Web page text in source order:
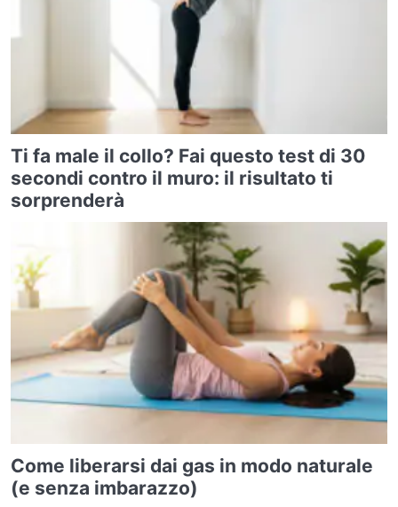
Ti fa male il collo? Fai questo test di 30
secondi contro il muro: il risultato ti
sorprenderà
Come liberarsi dai gas in modo naturale
(e senza imbarazzo)